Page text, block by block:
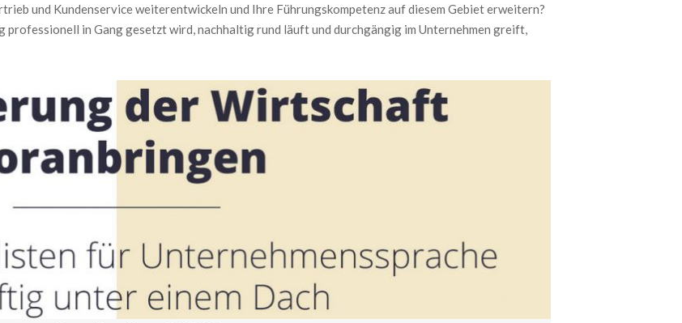
und Kundenservice weiterentwickeln und Ihre Führungskompetenz auf diesem Gebiet erweitern?
in Gang gesetzt wird, nachhaltig rund läuft und durchgängig im Unternehmen greift,